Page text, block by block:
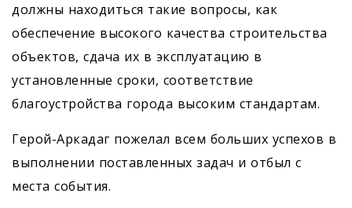
должны находиться такие вопросы, как
обеспечение высокого качества строительства
объектов, сдача их в эксплуатацию в
установленные сроки, соответствие
благоустройства города высоким стандартам.
Герой-Аркадаг пожелал всем больших успехов в
выполнении поставленных задач и отбыл с
места события.